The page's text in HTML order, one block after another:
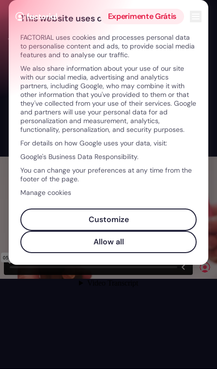
Ir para o conteúdo
Experimente Grátis
← De CFO a reformar-se aos 44: finanças sem tabus
This website uses cookies
FACTORIAL uses cookies and processes personal data
to personalise content and ads, to provide social media
features and to analyse our traffic.
We also share information about your use of our site
with our social media, advertising and analytics
partners, including Google, who may combine it with
other information that you've provided to them or that
they've collected from your use of their services. Google
and partners will use your personal data for ad
personalization and measurement, analytics,
functionality, personalization, and security purposes.
For details on how Google uses your data, visit:
Google's Business Data Responsibility.
You can change your preferences at any time from the
footer of the page.
Manage cookies
Customize
Allow all